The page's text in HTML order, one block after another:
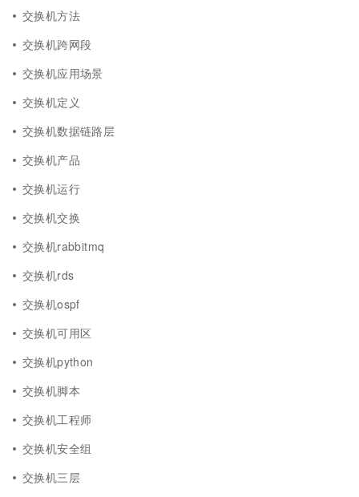
交换机方法
交换机跨网段
交换机应用场景
交换机定义
交换机数据链路层
交换机产品
交换机运行
交换机交换
交换机rabbitmq
交换机rds
交换机ospf
交换机可用区
交换机python
交换机脚本
交换机工程师
交换机安全组
交换机三层